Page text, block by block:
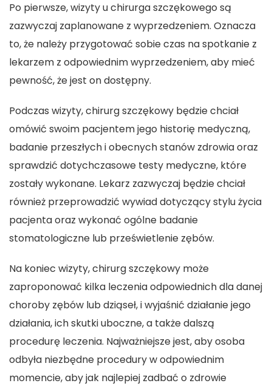
Po pierwsze, wizyty u chirurga szczękowego są
zazwyczaj zaplanowane z wyprzedzeniem. Oznacza
to, że należy przygotować sobie czas na spotkanie z
lekarzem z odpowiednim wyprzedzeniem, aby mieć
pewność, że jest on dostępny.
Podczas wizyty, chirurg szczękowy będzie chciał
omówić swoim pacjentem jego historię medyczną,
badanie przeszłych i obecnych stanów zdrowia oraz
sprawdzić dotychczasowe testy medyczne, które
zostały wykonane. Lekarz zazwyczaj będzie chciał
również przeprowadzić wywiad dotyczący stylu życia
pacjenta oraz wykonać ogólne badanie
stomatologiczne lub prześwietlenie zębów.
Na koniec wizyty, chirurg szczękowy może
zaproponować kilka leczenia odpowiednich dla danej
choroby zębów lub dziąseł, i wyjaśnić działanie jego
działania, ich skutki uboczne, a także dalszą
procedurę leczenia. Najważniejsze jest, aby osoba
odbyła niezbędne procedury w odpowiednim
momencie, aby jak najlepiej zadbać o zdrowie